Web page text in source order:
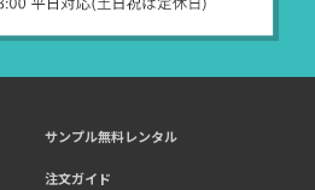
サンプル無料レンタル
注文ガイド